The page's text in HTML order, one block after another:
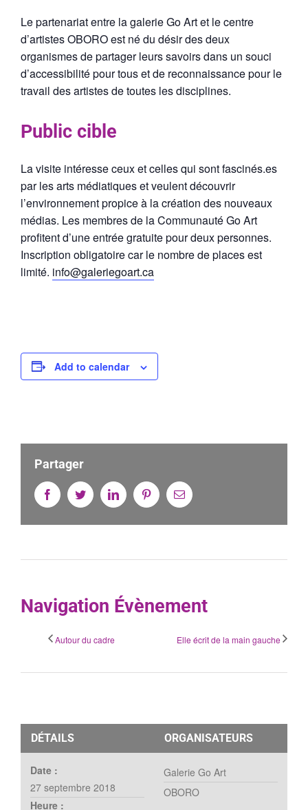
Le partenariat entre la galerie Go Art et le centre
d’artistes OBORO est né du désir des deux
organismes de partager leurs savoirs dans un souci
d’accessibilité pour tous et de reconnaissance pour le
travail des artistes de toutes les disciplines.
Public cible
La visite intéresse ceux et celles qui sont fascinés.es
par les arts médiatiques et veulent découvrir
l’environnement propice à la création des nouveaux
médias. Les membres de la Communauté Go Art
profitent d’une entrée gratuite pour deux personnes.
Inscription obligatoire car le nombre de places est
limité. info@galeriegoart.ca
Add to calendar
Partager
FacebookTwitterLinkedin PinterestEmail
Navigation Évènement
Autour du cadre Elle écrit de la main gauche
DÉTAILS
Date :
27 septembre 2018
Heure :
ORGANISATEURS
Galerie Go Art
OBORO